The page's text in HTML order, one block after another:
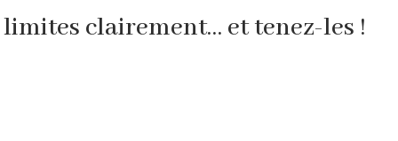
limites clairement… et tenez-les !